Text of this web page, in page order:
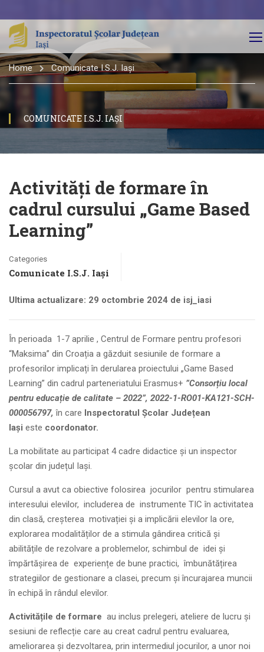
Home Comunicate I.S.J. Iași
COMUNICATE I.S.J. IAȘI
Activități de formare în
cadrul cursului „Game Based
Learning”
Categories
Comunicate I.S.J. Iași
Ultima actualizare: 29 octombrie 2024 de isj_iasi
În perioada 1-7 aprilie , Centrul de Formare pentru profesori
“Maksima” din Croația a găzduit sesiunile de formare a
profesorilor implicați în derularea proiectului „Game Based
Learning” din cadrul parteneriatului Erasmus+ ”Consorțiu local
pentru educație de calitate – 2022”, 2022-1-RO01-KA121-SCH-
000056797, în care Inspectoratul Școlar Județean
Iași este coordonator.
La mobilitate au participat 4 cadre didactice și un inspector
școlar din județul Iași.
Cursul a avut ca obiective folosirea jocurilor pentru stimularea
interesului elevilor, includerea de instrumente TIC în activitatea
din clasă, creșterea motivației și a implicării elevilor la ore,
explorarea modalităților de a stimula gândirea critică și
abilitățile de rezolvare a problemelor, schimbul de idei și
împărtășirea de experiențe de bune practici, îmbunătățirea
strategiilor de gestionare a clasei, precum și încurajarea muncii
în echipă în rândul elevilor.
Activitățile de formare au inclus prelegeri, ateliere de lucru și
sesiuni de reflecție care au creat cadrul pentru evaluarea,
ameliorarea și dezvoltarea, prin intermediul jocurilor, a unor noi